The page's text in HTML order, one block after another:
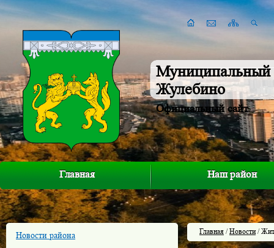
Муниципальный
Жулебино
Официальный сайт
Главная Наш район
Новости района
Главная /Новости/